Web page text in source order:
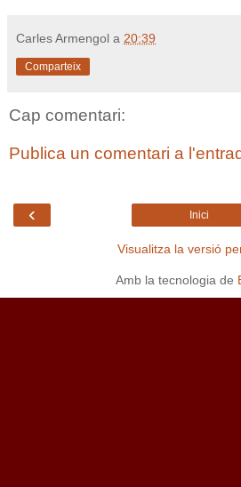
Carles Armengol a 20:39
Comparteix
Cap comentari:
Publica un comentari a
‹ Inici
Visualitza la versió
Amb la tecnologia de